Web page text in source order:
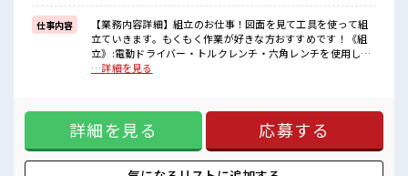
■職場の雰囲気
休憩室でホッと一息リフレッシュ！
持ち物が多いあなたにもぴったり☆
ロッカー付き職場♪
仕事内容
【業務内容詳細】組立のお仕事！図面を見て工具を使って組
立ていきます。もくもく作業が好きな方おすすめです！《組
立》:電動ドライバー・トルクレンチ・六角レンチを使用して
ネジ締め、配線、部材取付等《部材加工》:装置部材のカッテ
時間以上あります♪ ≪週休2日制≫ 週末は家族や友人と一緒
にプライベート満喫！ 制服があると毎日の服選びに悩まず
OK♪ ≪初めての仕事だけど自分にもできそう≫ 新しいこと
にチャレンジするのは不安だけど、 しっかり働く環境が整っ
ています！ イチからスキルUP・ステップUP目指していきま
…詳細を見る
詳細を見る 応募する